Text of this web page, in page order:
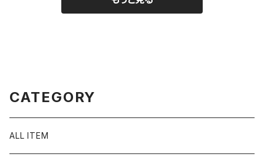
N1575
CATEGORY
ALL ITEM